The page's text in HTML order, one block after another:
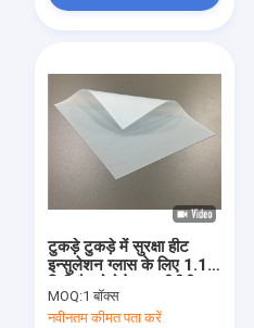
टुकड़े टुकड़े में सुरक्षा हीट
इन्सुलेशन ग्लास के लिए 1.14
इंटरलेयर फिल्म:
MOQ:1 बॉक्स
नवीनतम कीमत पता करें